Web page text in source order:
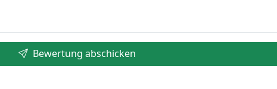
Bewertung abschicken